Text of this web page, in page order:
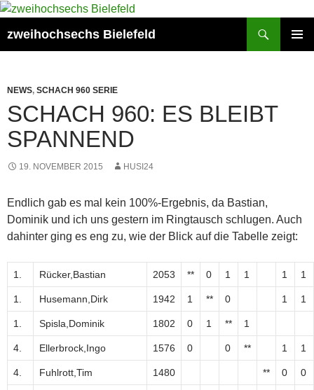
Zum
springen
zweihochsechs Bielefeld
NEWS, SCHACH 960 SERIE
SCHACH 960: ES BLEIBT
SPANNEND
19. NOVEMBER 2015 HUSI24
Endlich gab es mal kein 100%-Ergebnis, da Bastian,
Dominik und ich uns gestern im Ringtausch schlugen. Auch
dahinter ging es eng zu, wie der Blick auf die Tabelle zeigt:
1. Rücker,Bastian 2053 ** 0 1 1 1 1
1. Husemann,Dirk 1942 1 ** 0 1 1
1. Spisla,Dominik 1802 0 1 ** 1
4. Ellerbrock,Ingo 1576 0 0 ** 1 1
4. Fuhlrott,Tim 1480 ** 0 0